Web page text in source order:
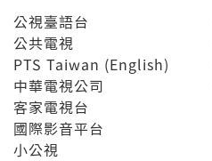
公視臺語台
公共電視
PTS Taiwan (English)
中華電視公司
客家電視台
國際影音平台
小公視